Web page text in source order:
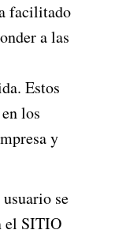
facilitado
a las
Estos
los
y
se
el SITIO